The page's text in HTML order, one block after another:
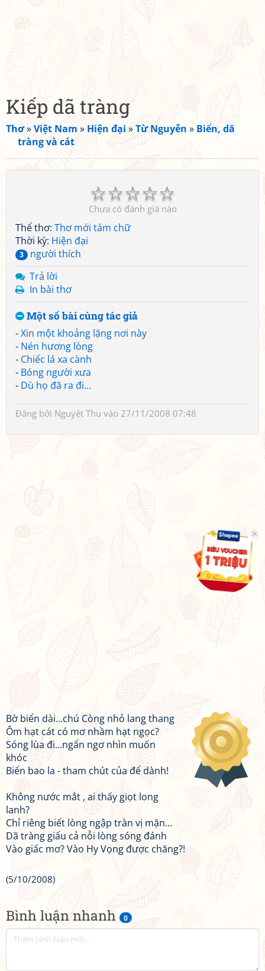
Bình luận nhanh 0
Kiếp dã tràng
Thơ»Việt Nam » Hiện đại »Từ Nguyễn » Biển, dã
tràng và cát
☆
☆
☆
☆
☆
Chưa có đánh giá nào
Thể thơ: Thơ mới tám chữ
Thời kỳ: Hiện đại
3
người thích
Trả lời
In bài thơ
Một số bài cùng tác giả
-Xin một khoảng lặng nơi này
- Nén hương lòng
- Chiếc lá xa cành
- Bóng người xưa
- Dù họ đã ra đi...
Đăng bởi Nguyệt Thu vào 27/11/2008 07:48
Bờ biển dài...chú Còng nhỏ lang thang
Ôm hạt cát có mơ nhầm hạt ngọc?
Sóng lùa đi...ngẩn ngơ nhìn muốn
khóc
Biển bao la - tham chút của để dành!
Không nước mắt , ai thấy giọt long
lanh?
Chỉ riêng biết lòng ngập tràn vị mặn...
Dã tràng giấu cả nỗi lòng sóng đánh
Vào giấc mơ? Vào Hy Vọng được chăng?!
(5/10/2008)